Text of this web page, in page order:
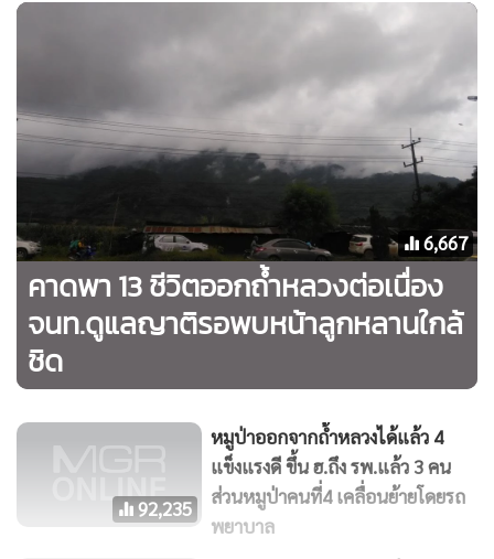
สอบความพร้อมของห้องสามัญอุบัติเหตุ ชั้น 8 อาคารอุบัติเหตุ
ฉุกเฉิน 14 ชั้น โรงพยาบาลเชียงรายประชานุเคราะห์ รองรับ
6,667
คาดพา 13 ชีวิตออกถ้ำหลวงต่อเนื่อง
จนท.ดูแลญาติรอพบหน้าลูกหลานใกล้
ชิด
92,235
หมูป่าออกจากถ้ำหลวงได้แล้ว 4
แข็งแรงดี ขึ้น ฮ.ถึง รพ.แล้ว 3 คน
ส่วนหมูป่าคนที่4 เคลื่อนย้ายโดยรถ
พยาบาล